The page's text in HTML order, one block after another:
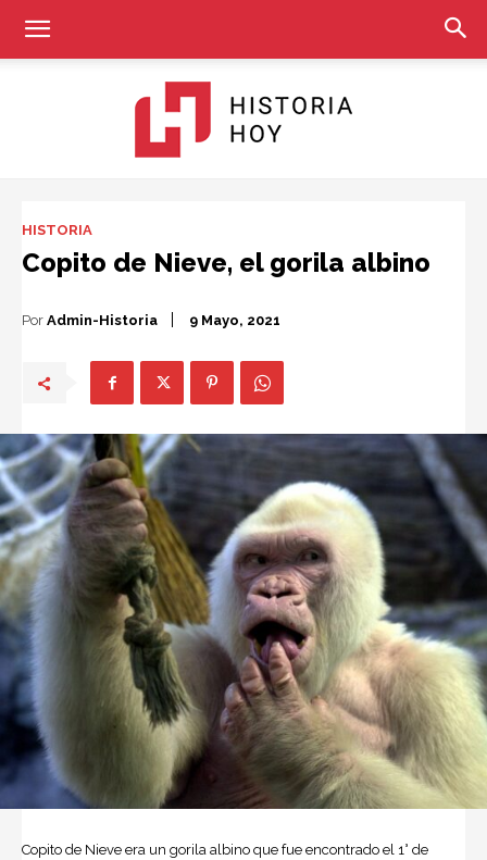
HISTORIA
Copito de Nieve, el gorila albino
Por Admin-Historia 9 Mayo, 2021
Copito de Nieve era un gorila albino que fue encontrado el 1° de